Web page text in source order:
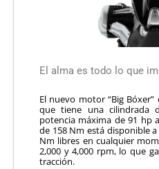
El alma es todo lo que
El nuevo motor “Big Bóxer”
que tiene una cilindrada
potencia máxima de 91 hp
de 158 Nm está disponible
Nm libres en cualquier
2,000 y 4,000 rpm, lo que
tracción.